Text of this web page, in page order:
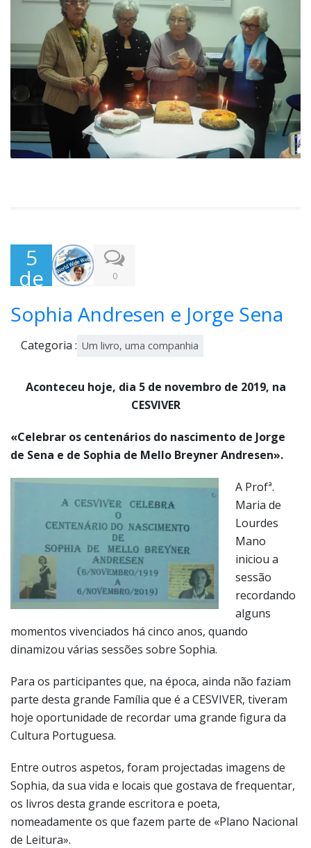
5
de
em
bro
201
0
Sophia Andresen e Jorge Sena
Categoria : Um livro, uma companhia
Aconteceu hoje, dia 5 de novembro de 2019, na
CESVIVER
«Celebrar os centenários do nascimento de Jorge
de Sena e de Sophia de Mello Breyner Andresen».
A Profª.
Maria de
Lourdes
Mano
iniciou a
sessão
recordando
alguns
momentos vivenciados há cinco anos, quando
dinamizou várias sessões sobre Sophia.
Para os participantes que, na época, ainda não faziam
parte desta grande Família que é a CESVIVER, tiveram
hoje oportunidade de recordar uma grande figura da
Cultura Portuguesa.
Entre outros aspetos, foram projectadas imagens de
Sophia, da sua vida e locais que gostava de frequentar,
os livros desta grande escritora e poeta,
nomeadamente os que fazem parte de «Plano Nacional
de Leitura».